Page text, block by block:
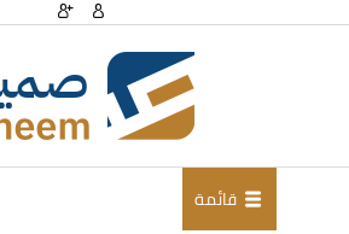
قائمة